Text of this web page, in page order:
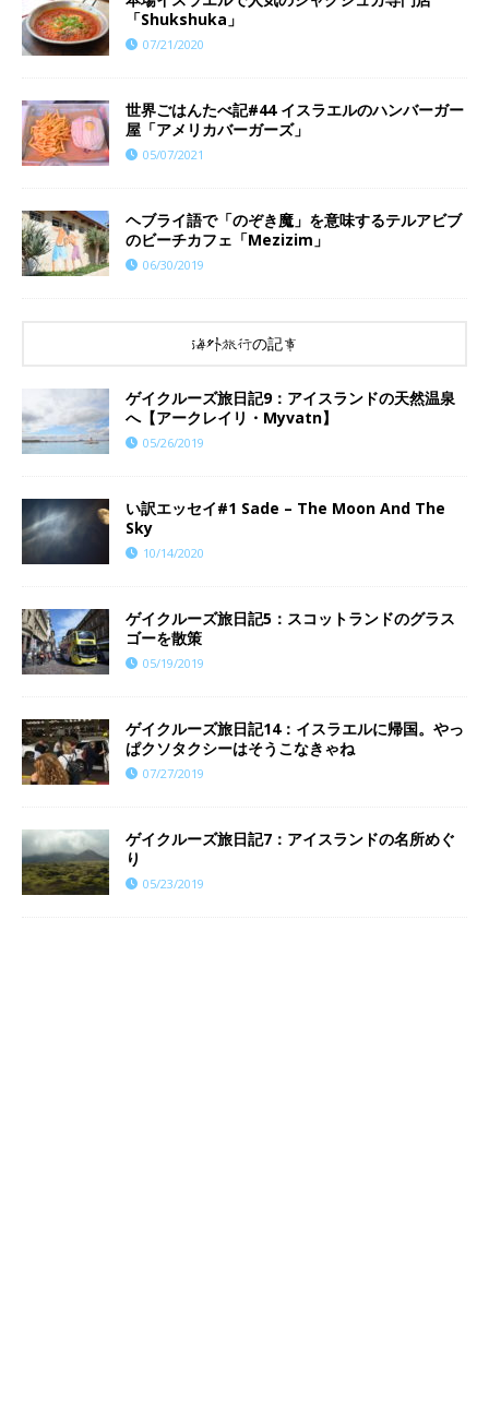
「Shukshuka」
07/21/2020
世界ごはんたべ記#44 イスラエルのハンバーガー
屋「アメリカバーガーズ」
05/07/2021
ヘブライ語で「のぞき魔」を意味するテルアビブ
のビーチカフェ「Mezizim」
06/30/2019
海外旅行の記事
ゲイクルーズ旅日記9：アイスランドの天然温泉
へ【アークレイリ・Myvatn】
05/26/2019
い訳エッセイ#1 Sade – The Moon And The
Sky
10/14/2020
ゲイクルーズ旅日記5：スコットランドのグラス
ゴーを散策
05/19/2019
ゲイクルーズ旅日記14：イスラエルに帰国。やっ
ぱクソタクシーはそうこなきゃね
07/27/2019
ゲイクルーズ旅日記7：アイスランドの名所めぐ
り
05/23/2019